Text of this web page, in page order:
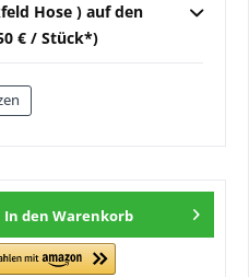
Hose ) auf den
€ / Stück*)
In den Warenkorb